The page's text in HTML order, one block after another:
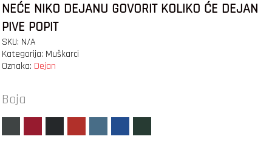
NEĆE NIKO DEJANU GOVORIT KOLIKO ĆE DEJAN
PIVE POPIT
SKU: N/A
Kategorija: Muškarci
Oznaka: Dejan
Boja